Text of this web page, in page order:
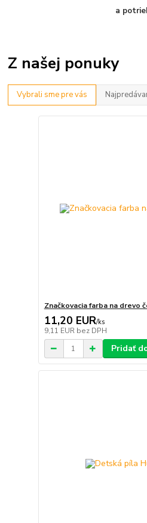
a
Z našej ponuky
Vybrali sme pre vás
Značkovacia farba na drevo
11,20 EUR/ks
9,11 EUR bez DPH
Pridať